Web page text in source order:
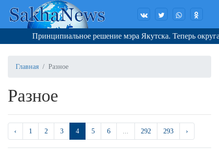
Принципиальное решение мэра Якутска. Теперь округа
Главная Разное
Разное
‹ 1 2 3 4 5 6 ... 292 293 ›